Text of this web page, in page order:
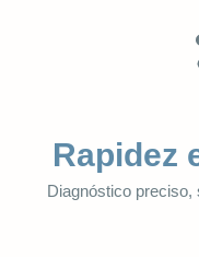
Rapidez
Diagnóstico